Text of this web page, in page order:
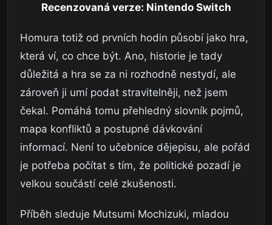
Recenzovaná verze: Nintendo Switch
Homura totiž od prvních hodin působí jako hra,
která ví, co chce být. Ano, historie je tady
důležitá a hra se za ni rozhodně nestydí, ale
zároveň ji umí podat stravitelněji, než jsem
čekal. Pomáhá tomu přehledný slovník pojmů,
mapa konfliktů a postupné dávkování
informací. Není to učebnice dějepisu, ale pořád
je potřeba počítat s tím, že politické pozadí je
velkou součástí celé zkušenosti.
Příběh sleduje Mutsumi Mochizuki, mladou